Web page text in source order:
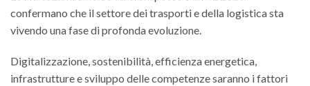
confermano che il settore dei trasporti e della logistica sta
vivendo una fase di profonda evoluzione.
Digitalizzazione, sostenibilità, efficienza energetica,
infrastrutture e sviluppo delle competenze saranno i fattori